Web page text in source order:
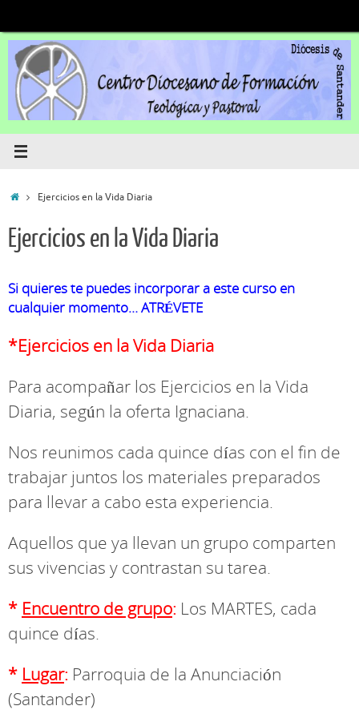
contenido
InicioEjercicios en la Vida Diaria
Ejercicios en la Vida Diaria
Si quieres te puedes incorporar a este curso en
cualquier momento… ATRÉVETE
*Ejercicios en la Vida Diaria
Para acompañar los Ejercicios en la Vida
Diaria, según la oferta Ignaciana.
Nos reunimos cada quince días con el fin de
trabajar juntos los materiales preparados
para llevar a cabo esta experiencia.
Aquellos que ya llevan un grupo comparten
sus vivencias y contrastan su tarea.
* Encuentro de grupo: Los MARTES, cada
quince días.
* Lugar: Parroquia de la Anunciación
(Santander)